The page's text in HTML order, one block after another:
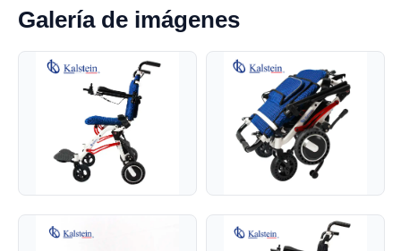
Galería de imágenes